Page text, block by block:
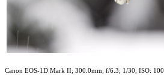
Canon EOS-1D Mark II; 300.0mm; f/6.3; 1/30; ISO: 100